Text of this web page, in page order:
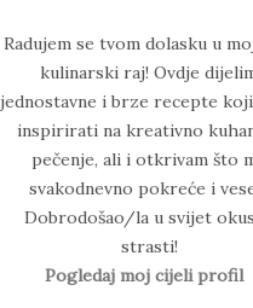
Radujem se tvom dolasku u
kulinarski raj! Ovdje
jednostavne i brze recepte
inspirirati na kreativno
pečenje, ali i otkrivam što
svakodnevno pokreće i
Dobrodošao/la u svijet
strasti!
Pogledaj moj cijeli profil